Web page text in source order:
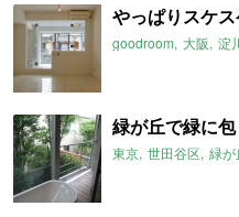
やっぱりスケス
goodroom 大阪 淀
緑が丘で緑に
東京 世田谷区 緑が